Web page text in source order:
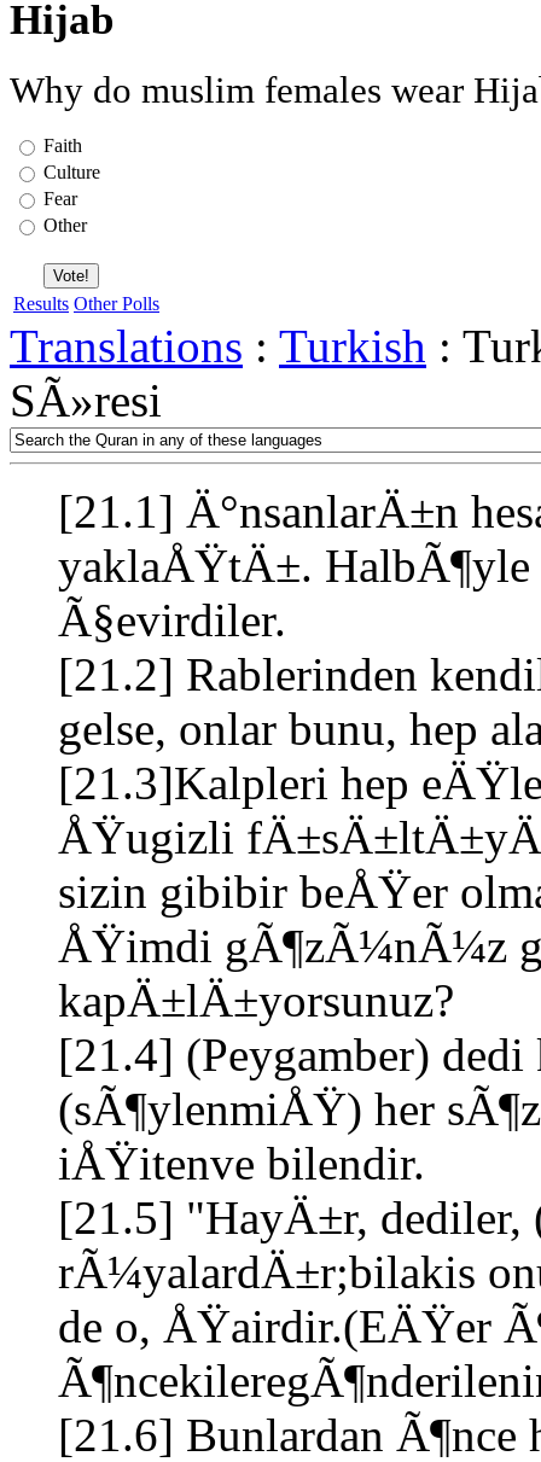
Hijab
Why do muslim females wear
Faith
Culture
Fear
Other
Results Other Polls
Translations : Turkish :
SÃ»resi
[21.1] Ä°nsanlarÄ±n
yaklaÅŸtÄ±.
Ã§evirdiler.
[21.2] Rablerinden
gelse, onlar bunu, hep
[21.3]Kalpleri hep
ÅŸugizli
sizin gibibir beÅŸer
ÅŸimdi gÃ¶zÃ¼nÃ¼z
kapÄ±lÄ±yorsunuz?
[21.4] (Peygamber)
(sÃ¶ylenmiÅŸ) her
iÅŸitenve bilendir.
[21.5] "HayÄ±r, dediler,
rÃ¼yalardÄ±r;bilakis
de o, ÅŸairdir.(EÄŸer
[21.6] Bunlardan